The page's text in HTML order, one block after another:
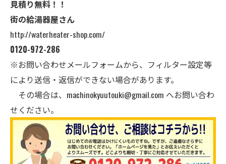
見積り無料！！
街の給湯器屋さん
http://waterheater-shop.com/
0120-972-286
※お問い合わせメールフォームから、フィルター設定等
により送信・返信ができない場合があります。
その場合は、 machinokyuutouki@gmail.com へお問い合わ
せください。